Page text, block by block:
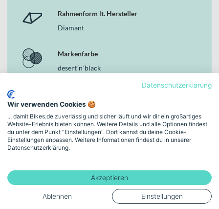
Warum dieses Modell im Bereich der MTB Hardtails
kann. Es verbindet solide Geländetauglichkeit mit alltagstauglichen
Details und einer durchdachten Rahmenkonstruktion. Cube steht
spürst du bei jeder Fahrt. Wenn du ein sportliches Mountainbike
suchst, das dir auf unterschiedlichstem Terrain verlässlich zur Seite
steht, triffst du mit diesem Modell eine starke Wahl im Segment der
MTB Hardtails.
Rahmenform lt. Hersteller
Diamant
Markenfarbe
desert´n´black
14" - XS
Bremsen
Hydraulische Scheibenbremse
Rahmen-Material
Datenschutzerklärung
Wir verwenden Cookies 🍪
... damit Bikes.de zuverlässig und sicher läuft und wir dir ein großartiges
Website-Erlebnis bieten können. Weitere Details und alle Optionen findest
du unter dem Punkt "Einstellungen". Dort kannst du deine Cookie-
Einstellungen anpassen. Weitere Informationen findest du in unserer
Datenschutzerklärung.
Akzeptieren
Ablehnen Einstellungen